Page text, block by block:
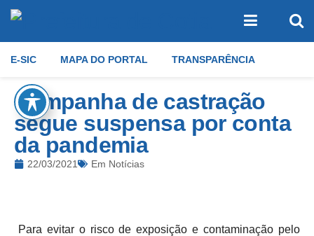
E-SIC MAPA DO PORTAL TRANSPARÊNCIA
Campanha de castração
segue suspensa por conta
da pandemia
22/03/2021 Em Notícias
Para evitar o risco de exposição e contaminação pelo